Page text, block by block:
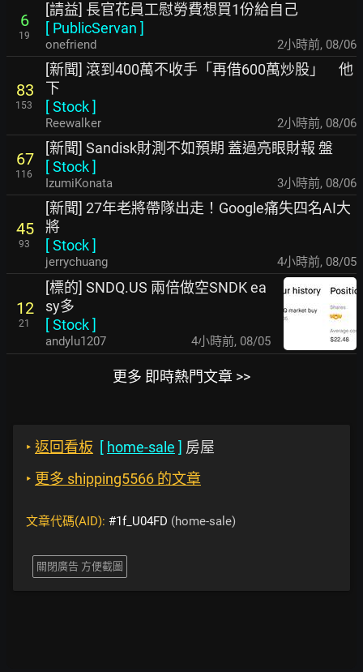
6
19
[請益] 長官花員工慰勞費想買1份給自己
[ PublicServan ]
onefriend 2小時前, 08/06
83
153
[新聞] 滾到400萬不收手「再借600萬炒股」 他
下
[Stock]
Reewalker 2小時前, 08/06
67
116
[新聞] Sandisk財測不如預期 蓋過亮眼財報 盤
[Stock]
IzumiKonata 3小時前, 08/06
45
93
[新聞] 27年老將帶隊出走！Google痛失四名AI大
將
[Stock]
jerrychuang 4小時前, 08/05
12
21
[標的] SNDQ.US 兩倍做空SNDK ea
sy多
[Stock]
andylu1207 4小時前, 08/05
更多 即時熱門文章 >>
‣ 返回看板 [ home-sale ] 房屋
‣ 更多 shipping5566 的文章
文章代碼(AID): #1f_U04FD (home-sale)
關閉廣告 方便截圖